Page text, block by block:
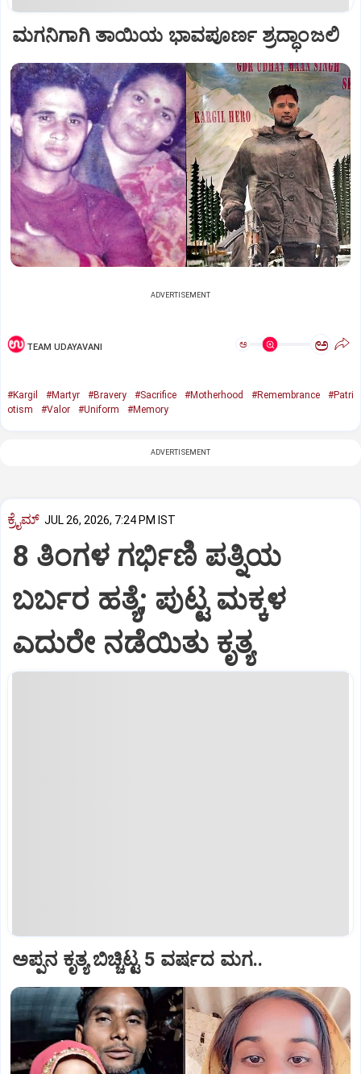
ಮಗನಿಗಾಗಿ ತಾಯಿಯ ಭಾವಪೂರ್ಣ ಶ್ರದ್ಧಾಂಜಲಿ
ADVERTISEMENT
TEAM UDAYAVANI ಅ ಅ
#Kargil #Martyr #Bravery #Sacrifice #Motherhood #Remembrance
#Patri
otism
#Valor #Uniform #Memory
ADVERTISEMENT
ಕ್ರೈಮ್ JUL 26, 2026, 7:24 PM IST
8 ತಿಂಗಳ ಗರ್ಭಿಣಿ ಪತ್ನಿಯ
ಬರ್ಬರ ಹತ್ಯೆ; ಪುಟ್ಟ ಮಕ್ಕಳ
ಎದುರೇ ನಡೆಯಿತು ಕೃತ್ಯ
ಅಪ್ಪನ ಕೃತ್ಯ ಬಿಚ್ಚಿಟ್ಟ 5 ವರ್ಷದ ಮಗ..